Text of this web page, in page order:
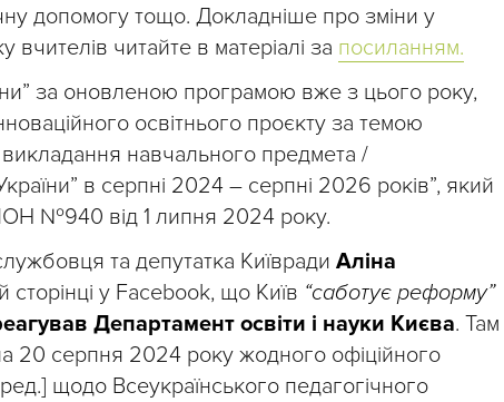
допомогу тощо. Докладніше про зміни у
вчителів читайте в матеріалі за посиланням.
за оновленою програмою вже з цього року,
освітнього проєкту за темою
навчального предмета /
в серпні 2024 – серпні 2026 років”, який
№940 від 1 липня 2024 року.
та депутатка Київради Аліна
сторінці у Facebook, що Київ “саботує реформу”
Департамент освіти і науки Києва. Там
20 серпня 2024 року жодного офіційного
щодо Всеукраїнського педагогічного